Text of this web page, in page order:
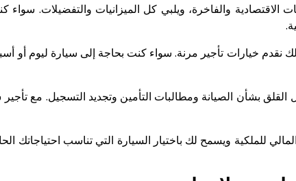
الاقتصادية والفاخرة، ويلبي كل الميزانيات والتفضيلات.
نقدم خيارات تأجير مرنة. سواء كنت بحاجة إلى سيارة ليوم أو
بشأن الصيانة ومطالبات التأمين وتجديد التسجيل. مع
للملكية ويسمح لك باختيار السيارة التي تناسب احتياجاتك